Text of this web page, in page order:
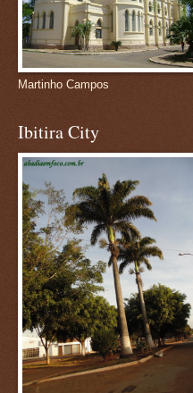
Martinho Campos
Ibitira City